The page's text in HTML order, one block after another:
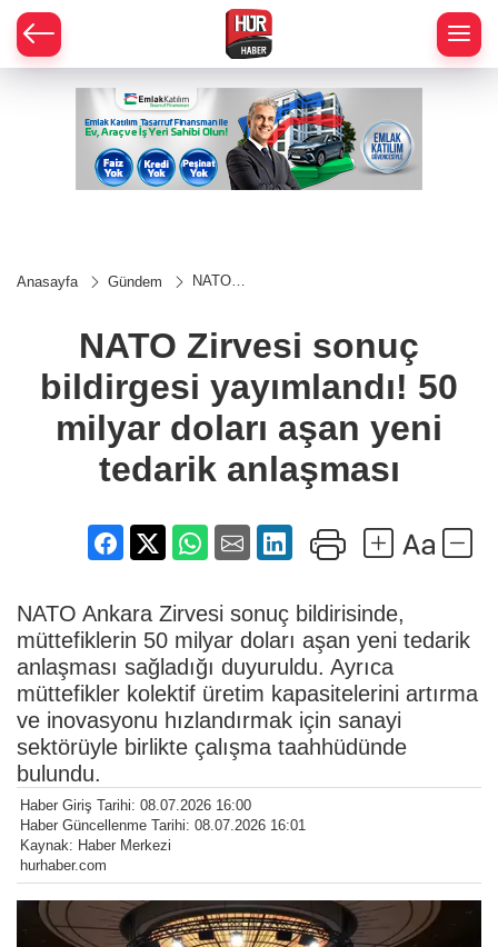
Anasayfa Gündem
NATO
bildirgesi
yayımlandı!
doları aşan
yeni tedarik
anlaşması
NATO Zirvesi sonuç
bildirgesi yayımlandı! 50
milyar doları aşan yeni
tedarik anlaşması
NATO Ankara Zirvesi sonuç bildirisinde,
müttefiklerin 50 milyar doları aşan yeni tedarik
anlaşması sağladığı duyuruldu. Ayrıca
müttefikler kolektif üretim kapasitelerini artırma
ve inovasyonu hızlandırmak için sanayi
sektörüyle birlikte çalışma taahhüdünde
bulundu.
Haber Giriş Tarihi: 08.07.2026 16:00
Haber Güncellenme Tarihi: 08.07.2026 16:01
Kaynak: Haber Merkezi
hurhaber.com